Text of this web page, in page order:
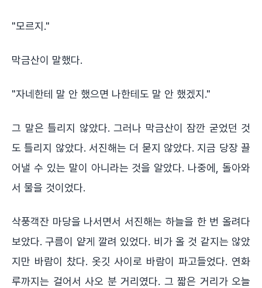
"모르지."
막금산이 말했다.
"자네한테 말 안 했으면 나한테도 말 안 했겠지."
그 말은 틀리지 않았다. 그러나 막금산이 잠깐 굳었던 것
도 틀리지 않았다. 서진해는 더 묻지 않았다. 지금 당장 끌
어낼 수 있는 말이 아니라는 것을 알았다. 나중에, 돌아와
서 물을 것이었다.
삭풍객잔 마당을 나서면서 서진해는 하늘을 한 번 올려다
보았다. 구름이 얕게 깔려 있었다. 비가 올 것 같지는 않았
지만 바람이 찼다. 옷깃 사이로 바람이 파고들었다. 연화
루까지는 걸어서 사오 분 거리였다. 그 짧은 거리가 오늘